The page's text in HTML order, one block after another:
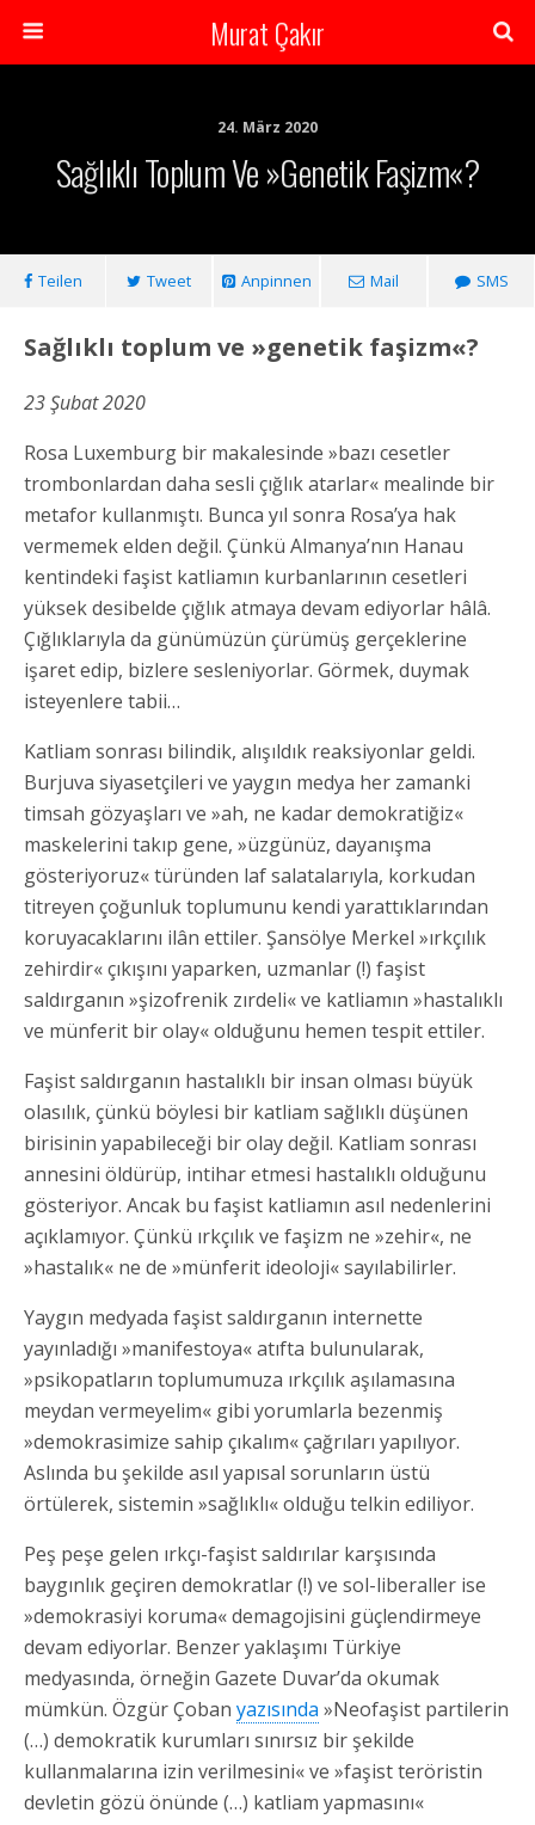
Murat Çakır
24. März 2020
Sağlıklı Toplum Ve »genetik Faşizm«?
Teilen Tweet Anpinnen Mail SMS
Sağlıklı toplum ve »genetik faşizm«?
23 Şubat 2020
Rosa Luxemburg bir makalesinde »bazı cesetler
trombonlardan daha sesli çığlık atarlar« mealinde bir
metafor kullanmıştı. Bunca yıl sonra Rosa’ya hak
vermemek elden değil. Çünkü Almanya’nın Hanau
kentindeki faşist katliamın kurbanlarının cesetleri
yüksek desibelde çığlık atmaya devam ediyorlar hâlâ.
Çığlıklarıyla da günümüzün çürümüş gerçeklerine
işaret edip, bizlere sesleniyorlar. Görmek, duymak
isteyenlere tabii…
Katliam sonrası bilindik, alışıldık reaksiyonlar geldi.
Burjuva siyasetçileri ve yaygın medya her zamanki
timsah gözyaşları ve »ah, ne kadar demokratiğiz«
maskelerini takıp gene, »üzgünüz, dayanışma
gösteriyoruz« türünden laf salatalarıyla, korkudan
titreyen çoğunluk toplumunu kendi yarattıklarından
koruyacaklarını ilân ettiler. Şansölye Merkel »ırkçılık
zehirdir« çıkışını yaparken, uzmanlar (!) faşist
saldırganın »şizofrenik zırdeli« ve katliamın »hastalıklı
ve münferit bir olay« olduğunu hemen tespit ettiler.
Faşist saldırganın hastalıklı bir insan olması büyük
olasılık, çünkü böylesi bir katliam sağlıklı düşünen
birisinin yapabileceği bir olay değil. Katliam sonrası
annesini öldürüp, intihar etmesi hastalıklı olduğunu
gösteriyor. Ancak bu faşist katliamın asıl nedenlerini
açıklamıyor. Çünkü ırkçılık ve faşizm ne »zehir«, ne
»hastalık« ne de »münferit ideoloji« sayılabilirler.
Yaygın medyada faşist saldırganın internette
yayınladığı »manifestoya« atıfta bulunularak,
»psikopatların toplumumuza ırkçılık aşılamasına
meydan vermeyelim« gibi yorumlarla bezenmiş
»demokrasimize sahip çıkalım« çağrıları yapılıyor.
Aslında bu şekilde asıl yapısal sorunların üstü
örtülerek, sistemin »sağlıklı« olduğu telkin ediliyor.
Peş peşe gelen ırkçı-faşist saldırılar karşısında
baygınlık geçiren demokratlar (!) ve sol-liberaller ise
»demokrasiyi koruma« demagojisini güçlendirmeye
devam ediyorlar. Benzer yaklaşımı Türkiye
medyasında, örneğin Gazete Duvar’da okumak
mümkün. Özgür Çoban yazısında »Neofaşist partilerin
(…) demokratik kurumları sınırsız bir şekilde
kullanmalarına izin verilmesini« ve »faşist teröristin
devletin gözü önünde (…) katliam yapmasını«